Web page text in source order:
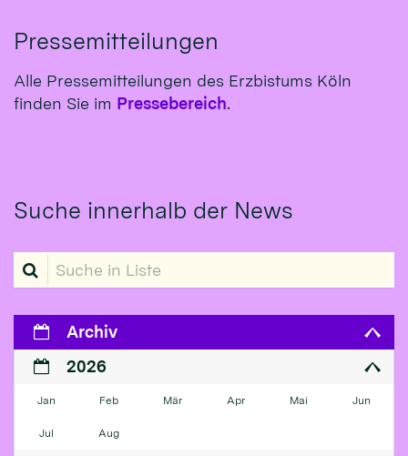
Pressemitteilungen
Alle Pressemitteilungen des Erzbistums Köln
finden Sie im Pressebereich.
Suche innerhalb der News
Suche in Liste
Archiv
2026
Jan Feb Mär Apr Mai Jun
Jul Aug